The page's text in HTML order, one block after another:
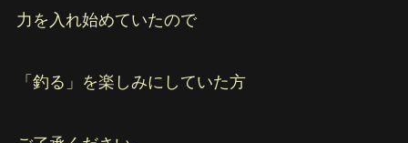
力を入れ始めていたので
「釣る」を楽しみにしていた方